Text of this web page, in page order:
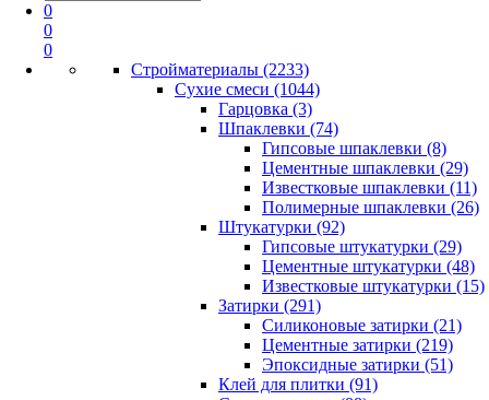
0
0
0
Стройматериалы (2233)
Сухие смеси (1044)
Гарцовка (3)
Шпаклевки (74)
Гипсовые шпаклевки (8)
Цементные шпаклевки (29)
Известковые шпаклевки (11)
Полимерные шпаклевки (26)
Штукатурки (92)
Гипсовые штукатурки (29)
Цементные штукатурки (48)
Известковые штукатурки (15)
Затирки (291)
Силиконовые затирки (21)
Цементные затирки (219)
Эпоксидные затирки (51)
Клей для плитки (91)